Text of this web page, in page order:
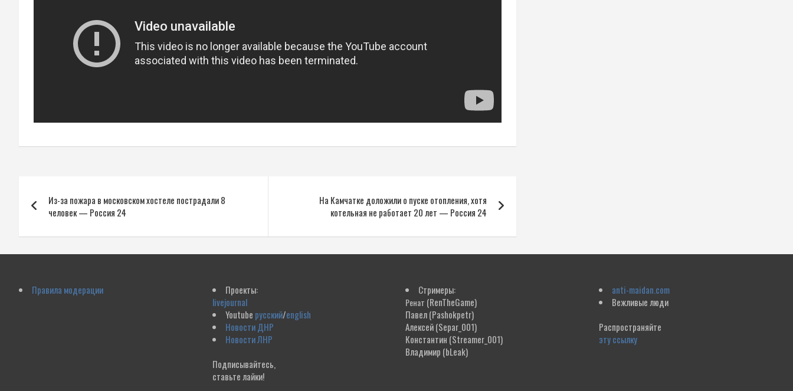
по
записям
Из-за пожара в московском хостеле пострадали 8
человек — Россия 24
На Камчатке доложили о пуске отопления, хотя
котельная не работает 20 лет — Россия 24
Правила модерации
Проекты:
livejournal
Youtube русский/english
Новости ДНР
Новости ЛНР
Подписывайтесь,
ставьте лайки!
Стримеры:
Ренат (RenTheGame)
Павел(Pashokpetr)
Алексей(Separ_001)
Константин (Streamer_001)
Владимир (bLeak)
anti-maidan.com
Вежливые люди
Распространяйте
эту ссылку